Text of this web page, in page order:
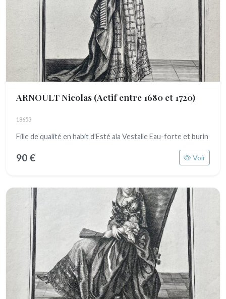
ARNOULT Nicolas (Actif entre 1680 et 1720)
18653
Fille de qualité en habit d'Esté ala Vestalle Eau-forte et burin
90 € Voir